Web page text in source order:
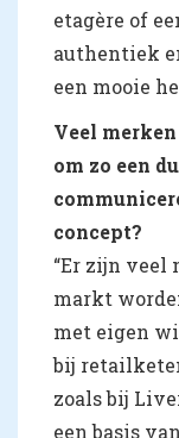
etagère of
authentiek
een mooie
Veel
om zo een
concept?
“Er zijn veel
markt
met eigen
bij
zoals bij
een basis